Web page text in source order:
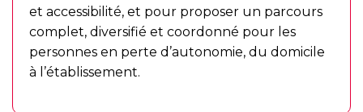
et accessibilité, et pour proposer un parcours
complet, diversifié et coordonné pour les
personnes en perte d’autonomie, du domicile
à l’établissement.